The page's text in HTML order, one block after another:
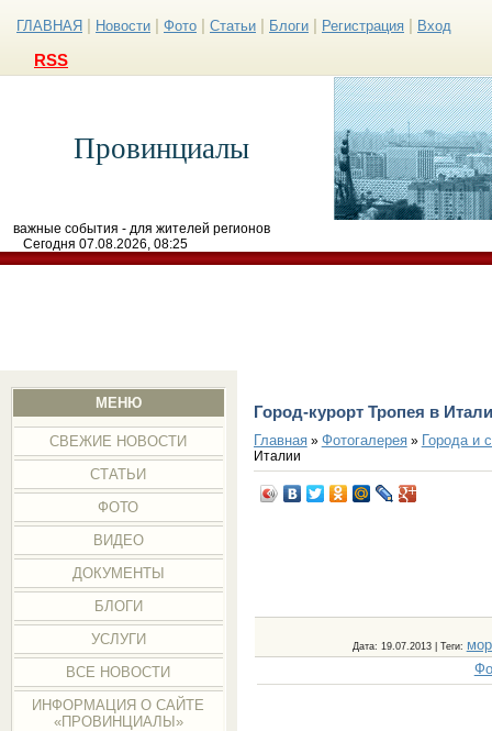
ГЛАВНАЯ Новости Фото Статьи Блоги Регистрация Вход
RSS
Провинциалы
важные события - для жителей регионов
Сегодня 07.08.2026, 08:25
МЕНЮ
СВЕЖИЕ НОВОСТИ
СТАТЬИ
ФОТО
ВИДЕО
ДОКУМЕНТЫ
БЛОГИ
УСЛУГИ
ВСЕ НОВОСТИ
ИНФОРМАЦИЯ О САЙТЕ
«ПРОВИНЦИАЛЫ»
Город-курорт Тропея в
Главная» Фотогалерея» Города и
Италии
Дата: 19.07.2013 | Теги: